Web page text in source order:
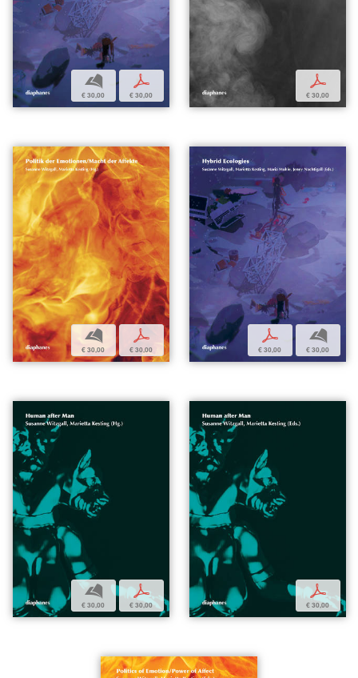
b
€ 30,00
p
€ 30,00
p
€ 30,00
b
€ 30,00
p
€ 30,00
p
€ 30,00
b
€ 30,00
b
€ 30,00
p
€ 30,00
p
€ 30,00